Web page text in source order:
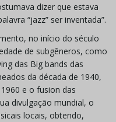
dizer que estava
“jazz” ser inventada”.
no início do século
de subgêneros, como
das Big bands das
da década de 1940,
e o fusion das
divulgação mundial, o
locais, obtendo,